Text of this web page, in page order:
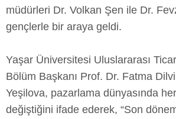
müdürleri Dr. Volkan Şen ile Dr.
gençlerle bir araya geldi.
Yaşar Üniversitesi Uluslararası
Bölüm Başkanı Prof. Dr. Fatma
Yeşilova, pazarlama dünyasında
değiştiğini ifade ederek, “Son